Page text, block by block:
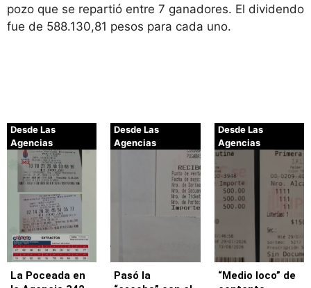
pozo que se repartió entre 7 ganadores. El dividendo
fue de 588.130,81 pesos para cada uno.
Desde Las
Agencias
La Poceada en
Desde Las
Agencias
Pasó la
Desde Las
Agencias
“Medio loco” de